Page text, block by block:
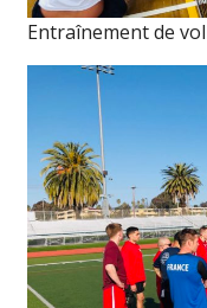
Entraînement de